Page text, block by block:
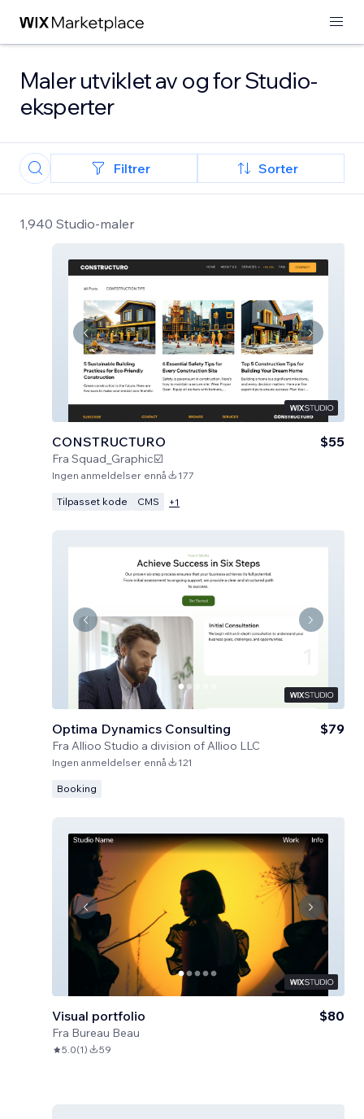
Maler utviklet av og for Studio-
eksperter
Filtrer Sorter
1,940 Studio-maler
CONSTRUCTURO
Fra Squad_Graphic☑️
$55
Ingen anmeldelser ennå 177
Tilpasset kode CMS +1
Optima Dynamics Consulting
Fra Allioo Studio a division of Allioo LLC
$79
Ingen anmeldelser ennå 121
Booking
Visual portfolio
Fra Bureau Beau
$80
5.0(1) 59